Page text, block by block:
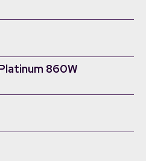
860W